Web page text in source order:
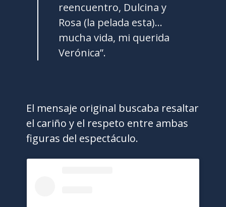
reencuentro, Dulcina y
Rosa (la pelada esta)…
mucha vida, mi querida
Verónica”.
El mensaje original buscaba resaltar
el cariño y el respeto entre ambas
figuras del espectáculo.